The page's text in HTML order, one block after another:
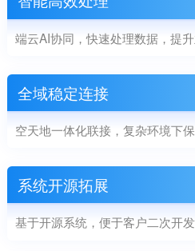
端云AI协同，快速处理数据，提
全域稳定连接
空天地一体化联接，复杂环境下
系统开源拓展
基于开源系统，便于客户二次开